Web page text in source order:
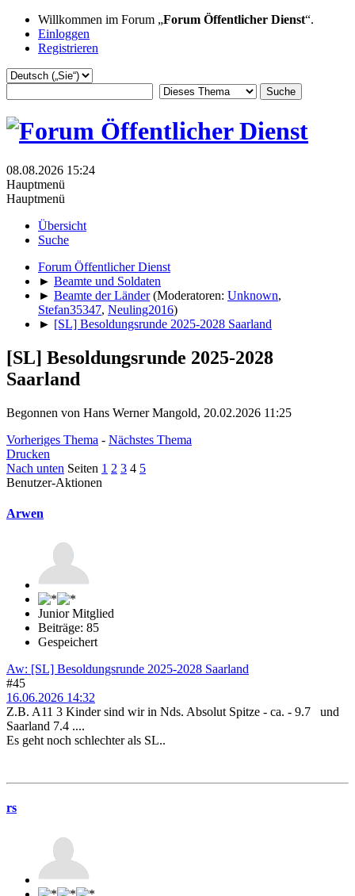
Willkommen im Forum „Forum Öffentlicher Dienst“.
Einloggen
Registrieren
08.08.2026 15:24
Hauptmenü
Hauptmenü
Übersicht
Suche
Forum Öffentlicher Dienst
► Beamte und Soldaten
► Beamte der Länder (Moderatoren: Unknown,
Stefan35347, Neuling2016)
► [SL] Besoldungsrunde 2025-2028 Saarland
[SL] Besoldungsrunde 2025-2028
Saarland
Begonnen von Hans Werner Mangold, 20.02.2026 11:25
Vorheriges Thema - Nächstes Thema
Drucken
Nach unten Seiten 1 2 3 4 5
Benutzer-Aktionen
Arwen
Junior Mitglied
Beiträge: 85
Gespeichert
Aw: [SL] Besoldungsrunde 2025-2028 Saarland
#45
16.06.2026 14:32
Z.B. A11 3 Kinder sind wir in Nds. Absolut Spitze - ca. - 9.7 und
Saarland 7.4 ....
Es geht noch schlechter als SL..
rs